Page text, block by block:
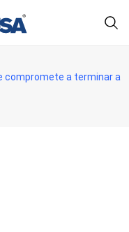
compromete a terminar a